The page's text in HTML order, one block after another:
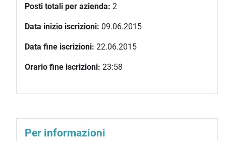
Posti totali per azienda: 2
Data inizio iscrizioni: 09.06.2015
Data fine iscrizioni: 22.06.2015
Orario fine iscrizioni: 23:58
Per informazioni